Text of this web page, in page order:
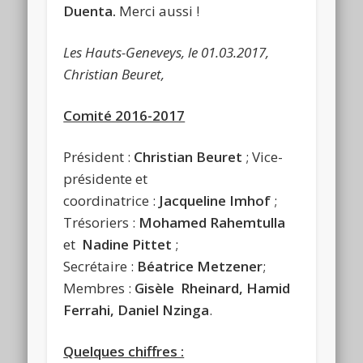
Duenta. Merci aussi !
Les Hauts-Geneveys, le 01.03.2017,
Christian Beuret,
Comité 2016-2017
Président : Christian Beuret ; Vice-
présidente et
coordinatrice : Jacqueline Imhof ;
Trésoriers : Mohamed Rahemtulla
et Nadine Pittet ;
Secrétaire : Béatrice Metzener;
Membres : Gisèle Rheinard, Hamid
Ferrahi, Daniel Nzinga.
Quelques chiffres :